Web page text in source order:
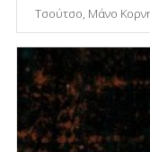
Τσούτσο, Μάνο